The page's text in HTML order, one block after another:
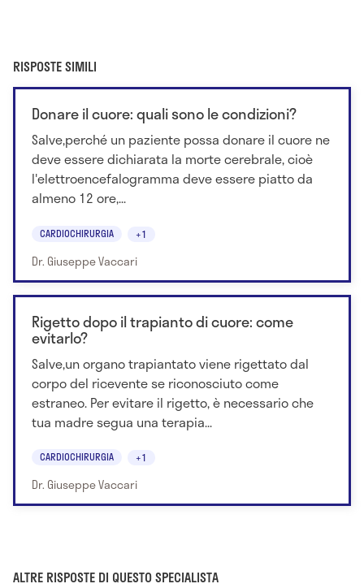
RISPOSTE SIMILI
Donare il cuore: quali sono le condizioni?
Salve,perché un paziente possa donare il cuore ne
deve essere dichiarata la morte cerebrale, cioè
l'elettroencefalogramma deve essere piatto da
almeno 12 ore,...
CARDIOCHIRURGIA +1
Dr. Giuseppe Vaccari
Rigetto dopo il trapianto di cuore: come
evitarlo?
Salve,un organo trapiantato viene rigettato dal
corpo del ricevente se riconosciuto come
estraneo. Per evitare il rigetto, è necessario che
tua madre segua una terapia...
CARDIOCHIRURGIA +1
Dr. Giuseppe Vaccari
ALTRE RISPOSTE DI QUESTO SPECIALISTA